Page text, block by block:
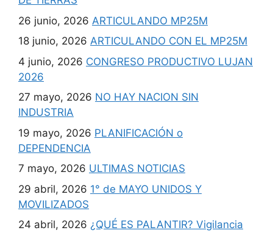
26 junio, 2026 ARTICULANDO MP25M
18 junio, 2026 ARTICULANDO CON EL MP25M
4 junio, 2026 CONGRESO PRODUCTIVO LUJAN
2026
27 mayo, 2026 NO HAY NACION SIN
INDUSTRIA
19 mayo, 2026 PLANIFICACIÓN o
DEPENDENCIA
7 mayo, 2026 ULTIMAS NOTICIAS
29 abril, 2026 1° de MAYO UNIDOS Y
MOVILIZADOS
24 abril, 2026 ¿QUÉ ES PALANTIR? Vigilancia